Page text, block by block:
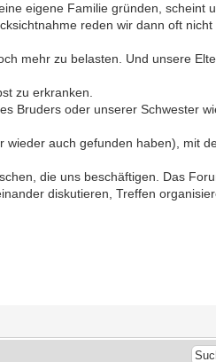
eigene Familie gründen, scheint
reden wir dann oft
mehr zu belasten. Und unsere
zu erkranken.
Bruders oder unserer Schwester
auch gefunden haben), mit
die uns beschäftigen. Das
diskutieren, Treffen